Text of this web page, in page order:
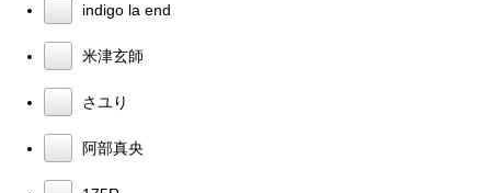
indigo la end
米津玄師
さユり
阿部真央